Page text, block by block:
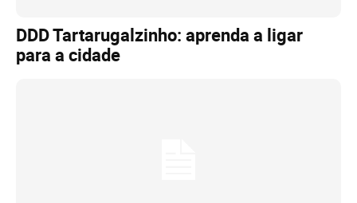
DDD Tartarugalzinho: aprenda a ligar
para a cidade